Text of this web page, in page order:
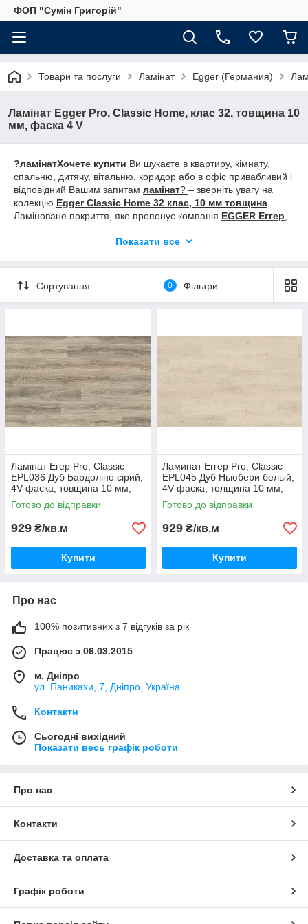
ФОП "Сумін Григорій"
Товари та послуги Ламінат Egger (Германия)
Ламінат Egger Pro, Classic Home, клас 32, товщина 10
мм, фаска 4 V
?ламінатХочете купити Ви шукаєте в квартиру, кімнату,
спальню, дитячу, вітальню, коридор або в офіс привабливий і
відповідний Вашим запитам ламінат? – зверніть увагу на
колекцію Egger Classic Home 32 клас, 10 мм товщина
Ламіноване покриття, яке пропонує компанія EGGER Еггер
дизайнами і технологічними нововведеннями.
зможете у нашій компанії«АНТАЛЛ». У нас на складі або під
замовлення такі дизайни:
EPL019 Дуб паркетний темний,
EPL028 Сосна Инвери біла, EPL036 Дуб Бардоліно сірий,
Показати все
Сортування 0 Фільтри
Ламінат Егер Pro, Classic
EPL036 Дуб Бардоліно сірий,
4V-фаска, товщина 10 мм,
клас 32
Готово до відправки
929 ₴/кв.м
Купити
Ламинат Еггер Pro, Classic
EPL045 Дуб Ньюбери белый,
4V фаска, толщина 10 мм,
класс 32
Готово до відправки
929 ₴/кв.м
Купити
Про нас
100% позитивних з 7 відгуків за рік
Працює з 06.03.2015
м. Дніпро
ул. Паникахи, 7, Дніпро, Україна
Контакти
Сьогодні вихідний
Показати весь графік роботи
Про нас
Контакти
Доставка та оплата
Графік роботи